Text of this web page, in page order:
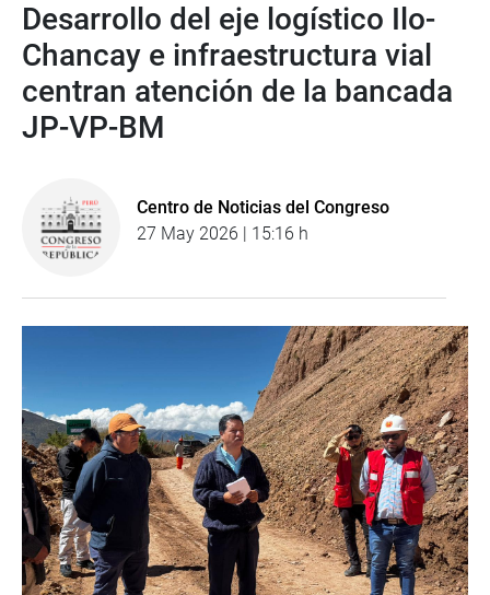
Desarrollo del eje logístico Ilo-
Chancay e infraestructura vial
centran atención de la bancada
JP-VP-BM
Centro de Noticias del Congreso
27 May 2026 | 15:16 h